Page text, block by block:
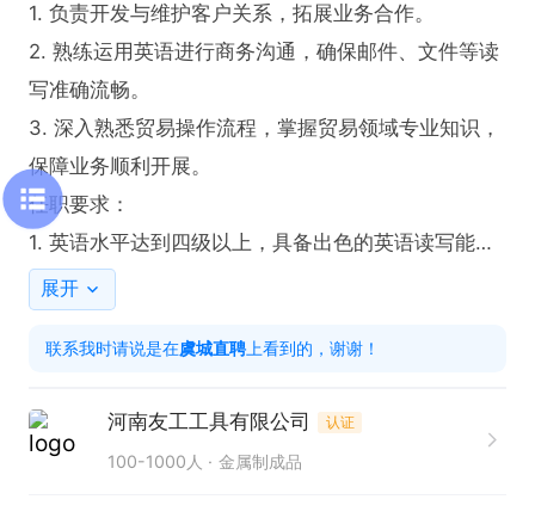
1. 负责开发与维护客户关系，拓展业务合作。
2. 熟练运用英语进行商务沟通，确保邮件、文件等读
写准确流畅。
3. 深入熟悉贸易操作流程，掌握贸易领域专业知识，
保障业务顺利开展。
任职要求：
1. 英语水平达到四级以上，具备出色的英语读写能
力。
工作时间：八小时，法定节假日正常休息。
假，加班有补贴。同时，还有外贸跟单（工作餐）、
节日福利、年终奖以及广阔的晋升空间等福利。在这
展开
联系我时请说是在虞城直聘 上看到的，谢谢！
河南友工工具有限公司 认证
100-1000人 金属制成品